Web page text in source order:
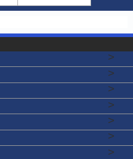
>
>
>
>
>
>
>